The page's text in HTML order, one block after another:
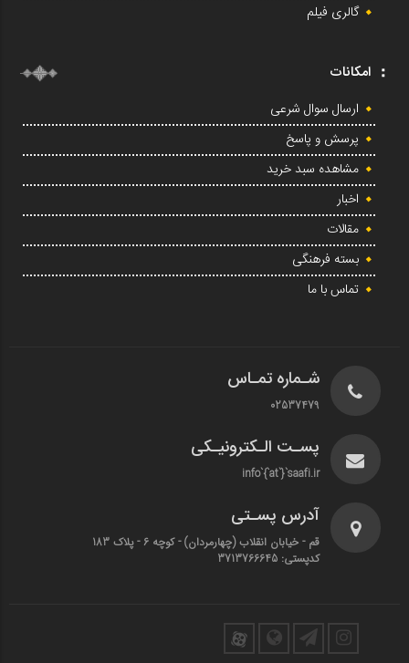
گالری فیلم
امکانات
ارسال سوال شرعی
پرسش و پاسخ
مشاهده سبد خرید
اخبار
مقالات
بسته فرهنگی
تماس با ما
شـماره تمـاس
02537479
پسـت الـکترونیـکی
info`{`at`}`saafi.ir
آدرس پسـتی
قم - خیابان انقلاب (چهارمردان)‌ - کوچه 6 - پلاک 183
کدپستی: 3713766645